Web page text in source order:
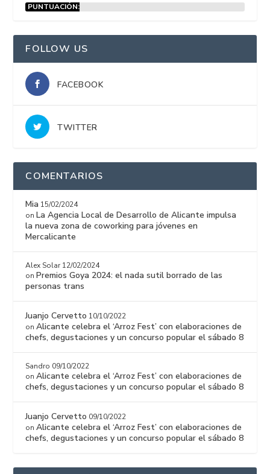
PUNTUACIÓN:
FOLLOW US
FACEBOOK
TWITTER
COMENTARIOS
Mia 15/02/2024
onLa Agencia Local de Desarrollo de Alicante impulsa
la nueva zona de coworking para jóvenes en
Mercalicante
Alex Solar 12/02/2024
onPremios Goya 2024: el nada sutil borrado de las
personas trans
Juanjo Cervetto 10/10/2022
onAlicante celebra el ‘Arroz Fest’ con elaboraciones de
chefs, degustaciones y un concurso popular el sábado 8
Sandro 09/10/2022
onAlicante celebra el ‘Arroz Fest’ con elaboraciones de
chefs, degustaciones y un concurso popular el sábado 8
Juanjo Cervetto 09/10/2022
onAlicante celebra el ‘Arroz Fest’ con elaboraciones de
chefs, degustaciones y un concurso popular el sábado 8